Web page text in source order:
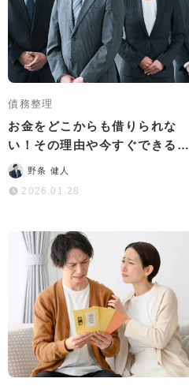
債務整理
お金をどこからも借りられな
い！その理由や今すぐできる対
処法・最終手段を徹底解説
野条 健人
2026.01.28